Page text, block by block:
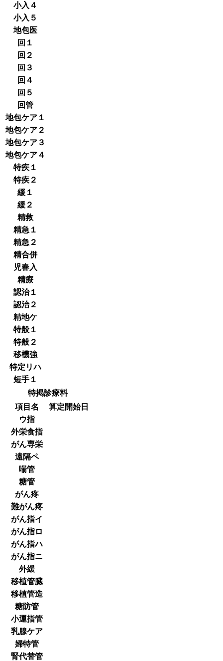
小入４
小入５
地包医
回１
回２
回３
回４
回５
回管
地包ケア１
地包ケア２
地包ケア３
地包ケア４
特疾１
特疾２
緩１
緩２
精救
精急１
精急２
精合併
児春入
精療
認治１
認治２
精地ケ
特般１
特般２
移機強
特定リハ
短手１
特掲診療料
項目名
算定開始日
ウ指
外栄食指
がん専栄
遠隔ペ
喘管
糖管
がん疼
難がん疼
がん指イ
がん指ロ
がん指ハ
がん指ニ
外緩
移植管臓
移植管造
糖防管
小運指管
乳腺ケア
婦特管
腎代替管